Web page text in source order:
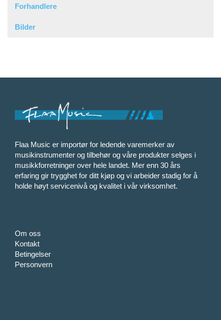
Forhandlere
Bilder
Flaa Music er importør for ledende varemerker av
musikinstrumenter og tilbehør og våre produkter selges i
musikkforretninger over hele landet. Mer enn 30 års
erfaring gir trygghet for ditt kjøp og vi arbeider stadig for å
holde høyt servicenivå og kvalitet i vår virksomhet.
Om oss
Kontakt
Betingelser
Personvern